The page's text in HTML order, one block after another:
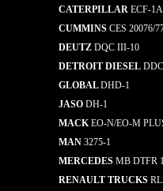
CATERPILLAR ECF-
CUMMINS CES 20076/
DEUTZ DQC III-10
DETROIT DIESEL
GLOBALDHD-1
JASO DH-1
MACKEO-N/EO-M
MAN 3275-1
MERCEDES MB DTFR
RENAULT TRUCKS